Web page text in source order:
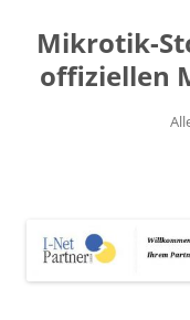
springen
Mikrotik-
offiziellen